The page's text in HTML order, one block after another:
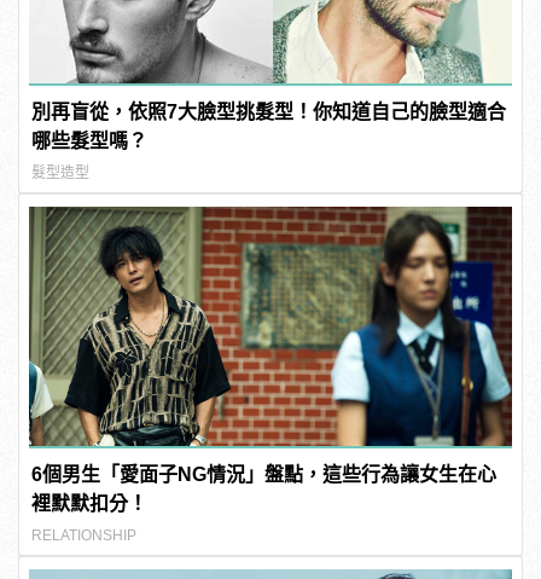
別再盲從，依照7大臉型挑髮型！你知道自己的臉型適合
哪些髮型嗎？
髮型造型
6個男生「愛面子NG情況」盤點，這些行為讓女生在心
裡默默扣分！
RELATIONSHIP